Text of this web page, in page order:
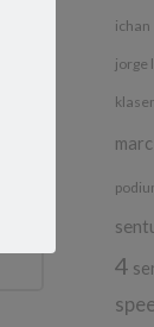
ichan
jorge
4